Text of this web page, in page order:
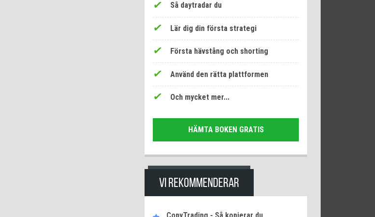
Så daytradar du
Lär dig din första strategi
Första hävstång och shorting
Använd den rätta plattformen
Och mycket mer...
HÄMTA BOKEN GRATIS
VI REKOMMENDERAR